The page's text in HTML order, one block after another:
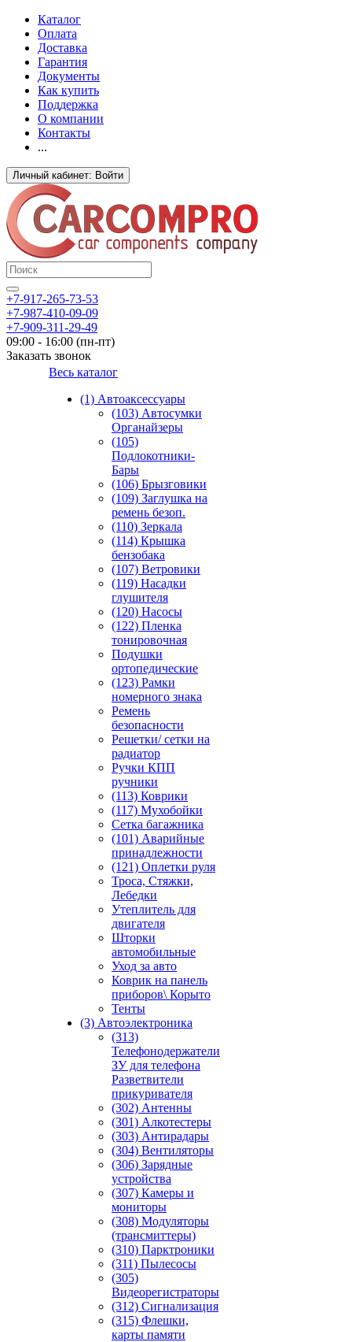
Каталог
Оплата
Доставка
Гарантия
Документы
Как купить
Поддержка
О компании
Контакты
...
Личный кабинет: Войти
+7-917-265-73-53
+7-987-410-09-09
+7-909-311-29-49
09:00 - 16:00 (пн-пт)
Заказать звонок
Весь каталог
(1) Автоаксессуары
(103) Автосумки
Органайзеры
(105)
Подлокотники-
Бары
(106) Брызговики
(109) Заглушка на
ремень безоп.
(110) Зеркала
(114) Крышка
бензобака
(107) Ветровики
(119) Насадки
глушителя
(120) Насосы
(122) Пленка
тонировочная
Подушки
ортопедические
(123) Рамки
номерного знака
Ремень
безопасности
Решетки/ сетки на
радиатор
Ручки КПП
ручники
(113) Коврики
(117) Мухобойки
Сетка багажника
(101) Аварийные
принадлежности
(121) Оплетки руля
Троса, Стяжки,
Лебедки
Утеплитель для
двигателя
Шторки
автомобильные
Уход за авто
Коврик на панель
приборов\ Корыто
Тенты
(3) Автоэлектроника
(313)
Телефонодержатели
ЗУ для телефона
Разветвители
прикуривателя
(302) Антенны
(301) Алкотестеры
(303) Антирадары
(304) Вентиляторы
(306) Зарядные
устройства
(307) Камеры и
мониторы
(308) Модуляторы
(трансмиттеры)
(310) Парктроники
(311) Пылесосы
(305)
Видеорегистраторы
(312) Сигнализация
(315) Флешки,
карты памяти